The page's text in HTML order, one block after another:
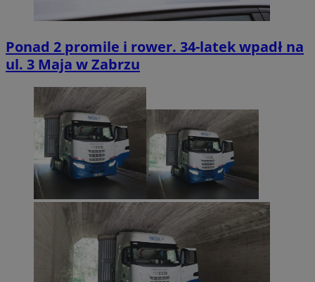
Ponad 2 promile i rower. 34-latek wpadł na
ul. 3 Maja w Zabrzu